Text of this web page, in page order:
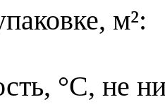
м²:
°С, не